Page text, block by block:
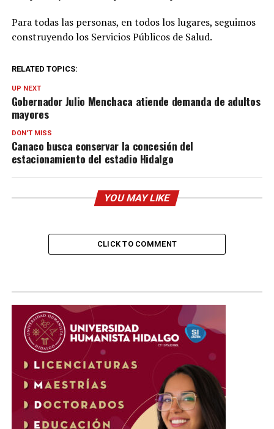
Para todas las personas, en todos los lugares, seguimos
construyendo los Servicios Públicos de Salud.
RELATED TOPICS:
UP NEXT
Gobernador Julio Menchaca atiende demanda de adultos
mayores
DON'T MISS
Canaco busca conservar la concesión del
estacionamiento del estadio Hidalgo
YOU MAY LIKE
CLICK TO COMMENT